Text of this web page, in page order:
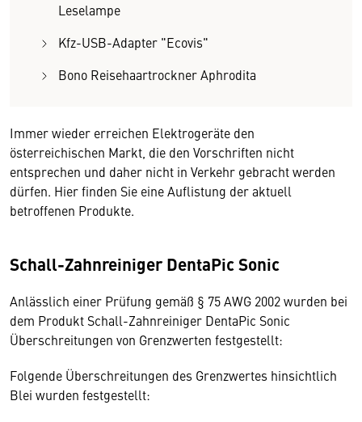
Leselampe
Kfz-USB-Adapter "Ecovis"
Bono Reisehaartrockner Aphrodita
Immer wieder erreichen Elektrogeräte den
österreichischen Markt, die den Vorschriften nicht
entsprechen und daher nicht in Verkehr gebracht werden
dürfen. Hier finden Sie eine Auflistung der aktuell
betroffenen Produkte.
Schall-Zahnreiniger DentaPic Sonic
Anlässlich einer Prüfung gemäß § 75 AWG 2002 wurden bei
dem Produkt Schall-Zahnreiniger DentaPic Sonic
Überschreitungen von Grenzwerten festgestellt:
Folgende Überschreitungen des Grenzwertes hinsichtlich
Blei wurden festgestellt: